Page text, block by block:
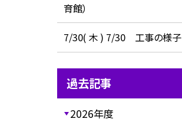
育館）
7/30( 木 ) 7/30 工事の様子
過去記事
2026年度